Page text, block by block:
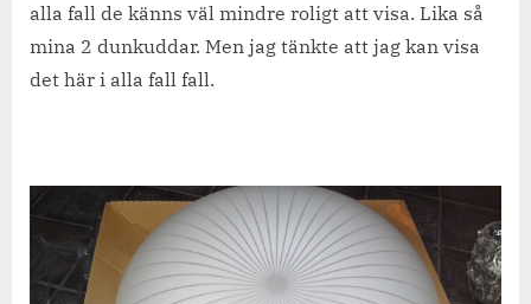
alla fall de känns väl mindre roligt att visa. Lika så
mina 2 dunkuddar. Men jag tänkte att jag kan visa
det här i alla fall fall.